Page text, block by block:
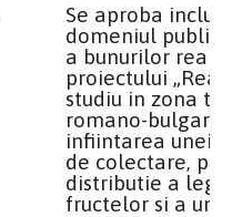
Se aproba
domeniul public
a bunurilor
proiectului
studiu in zona
romano-bulgara
infiintarea unei
de colectare,
distributie a
fructelor si a